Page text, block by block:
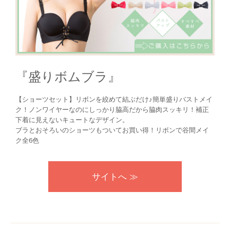
『盛りボムブラ』
【ショーツセット】リボンを絞めて結ぶだけ♪簡単盛りバストメイ
ク！ノンワイヤーなのにしっかり脇高だから脇肉スッキリ！補正
下着に見えないキュートなデザイン。
ブラとおそろいのショーツもついてお買い得！リボンで谷間メイ
ク全6色
サイトへ ≫